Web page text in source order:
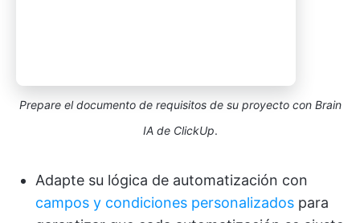
Prepare el documento de requisitos de su proyecto con Brain
IA de ClickUp.
Adapte su lógica de automatización con
campos y condiciones personalizados para